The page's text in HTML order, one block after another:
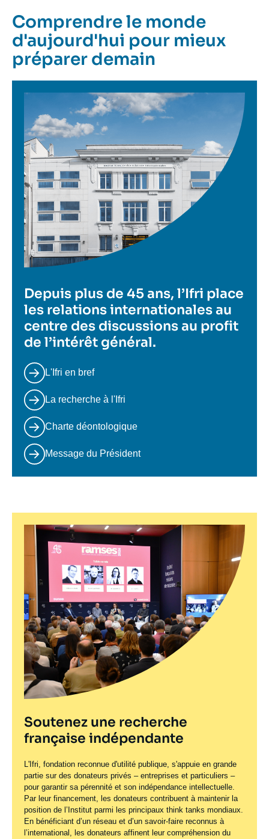
Comprendre le monde
d'aujourd'hui pour mieux
préparer demain
Image
Depuis plus de 45 ans, l’Ifri place
les relations internationales au
centre des discussions au profit
de l’intérêt général.
L'Ifri en bref
La recherche à l'Ifri
Charte déontologique
Message du Président
Soutenez une recherche
française indépendante
L'Ifri, fondation reconnue d'utilité publique, s'appuie en grande
partie sur des donateurs privés – entreprises et particuliers –
pour garantir sa pérennité et son indépendance intellectuelle.
Par leur financement, les donateurs contribuent à maintenir la
position de l’Institut parmi les principaux think tanks mondiaux.
En bénéficiant d’un réseau et d’un savoir-faire reconnus à
l’international, les donateurs affinent leur compréhension du